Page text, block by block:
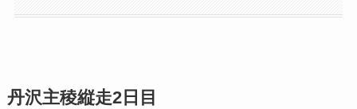
丹沢主稜縦走2日目